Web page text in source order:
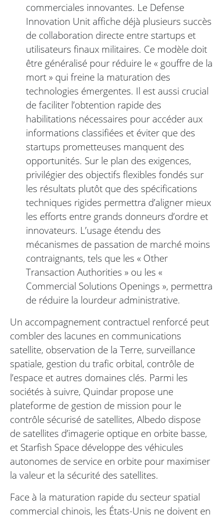
commerciales innovantes. Le Defense
Innovation Unit affiche déjà plusieurs succès
de collaboration directe entre startups et
utilisateurs finaux militaires. Ce modèle doit
être généralisé pour réduire le « gouffre de la
mort » qui freine la maturation des
technologies émergentes. Il est aussi crucial
de faciliter l’obtention rapide des
habilitations nécessaires pour accéder aux
informations classifiées et éviter que des
startups prometteuses manquent des
opportunités. Sur le plan des exigences,
privilégier des objectifs flexibles fondés sur
les résultats plutôt que des spécifications
techniques rigides permettra d’aligner mieux
les efforts entre grands donneurs d’ordre et
innovateurs. L’usage étendu des
mécanismes de passation de marché moins
contraignants, tels que les « Other
Transaction Authorities » ou les «
Commercial Solutions Openings », permettra
de réduire la lourdeur administrative.
Un accompagnement contractuel renforcé peut
combler des lacunes en communications
satellite, observation de la Terre, surveillance
spatiale, gestion du trafic orbital, contrôle de
l’espace et autres domaines clés. Parmi les
sociétés à suivre, Quindar propose une
plateforme de gestion de mission pour le
contrôle sécurisé de satellites, Albedo dispose
de satellites d’imagerie optique en orbite basse,
et Starfish Space développe des véhicules
autonomes de service en orbite pour maximiser
la valeur et la sécurité des satellites.
Face à la maturation rapide du secteur spatial
commercial chinois, les États-Unis ne doivent en